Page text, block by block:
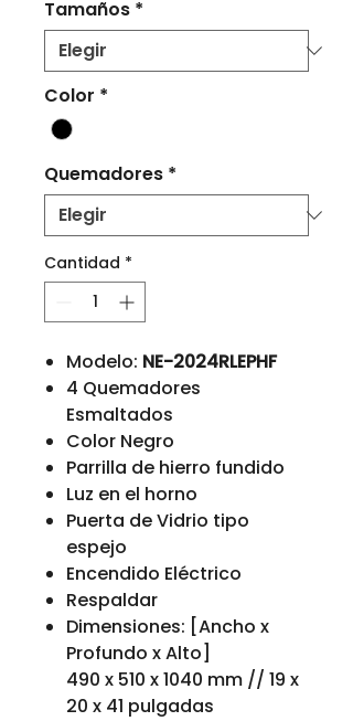
Tamaños *
Color *
Quemadores *
Cantidad *
Modelo: NE-2024RLEPHF
4 Quemadores
Esmaltados
Color Negro
Parrilla de hierro fundido
Luz en el horno
Puerta de Vidrio tipo
espejo
Encendido Eléctrico
Respaldar
Dimensiones: [Ancho x
Profundo x Alto]
490 x 510 x 1040 mm // 19 x
20 x 41 pulgadas